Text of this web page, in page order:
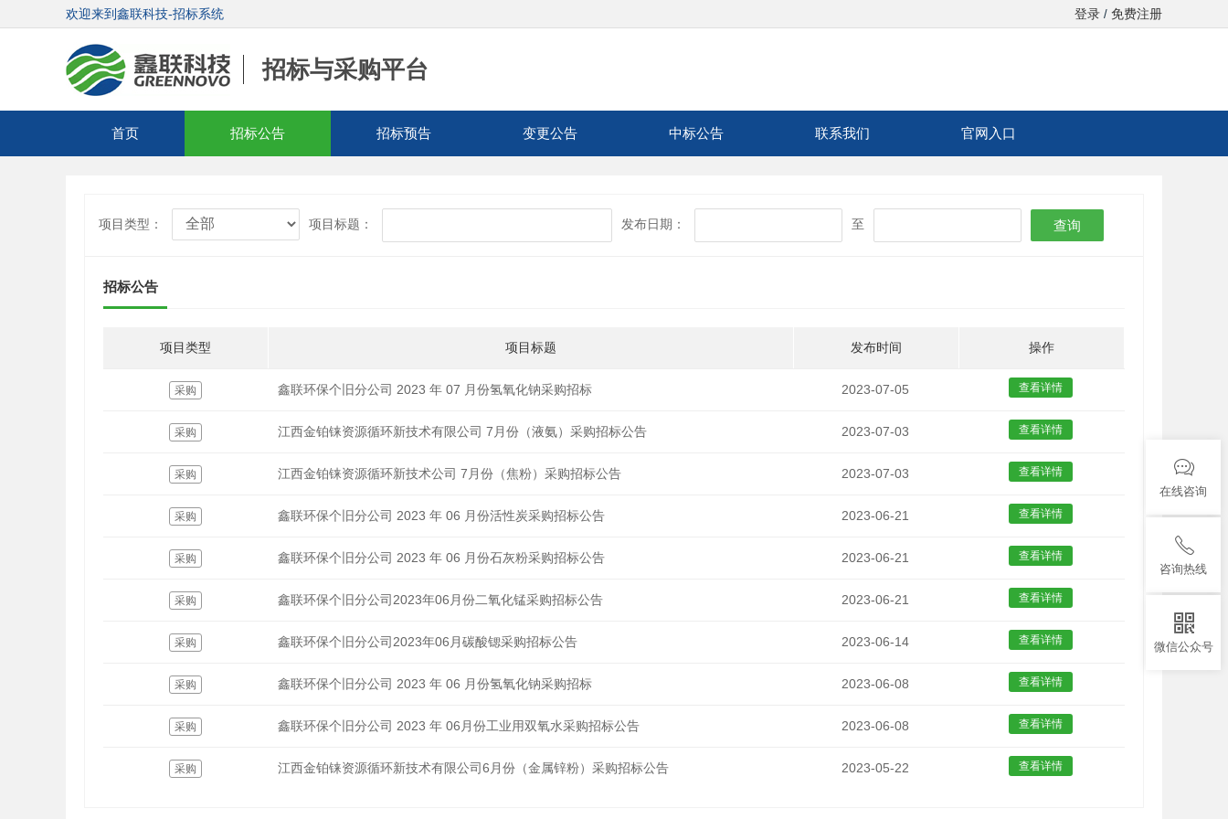
欢迎来到鑫联科技-招标系统 登录 / 免费注册
招标与采购平台
首页 招标公告 招标预告 变更公告 中标公告 联系我们 官网入口
项目类型： 项目标题： 发布日期： 至 查询
招标公告
项目类型 项目标题 发布时间 操作
采购 鑫联环保个旧分公司 2023 年 07 月份氢氧化钠采购招标 2023-07-05 查看详情
采购 江西金铂铼资源循环新技术有限公司 7月份（液氨）采购招标公告 2023-07-03 查看详情
采购 江西金铂铼资源循环新技术公司 7月份（焦粉）采购招标公告 2023-07-03 查看详情
采购 鑫联环保个旧分公司 2023 年 06 月份活性炭采购招标公告 2023-06-21 查看详情
采购 鑫联环保个旧分公司 2023 年 06 月份石灰粉采购招标公告 2023-06-21 查看详情
采购 鑫联环保个旧分公司2023年06月份二氧化锰采购招标公告 2023-06-21 查看详情
采购 鑫联环保个旧分公司2023年06月碳酸锶采购招标公告 2023-06-14 查看详情
采购 鑫联环保个旧分公司 2023 年 06 月份氢氧化钠采购招标 2023-06-08 查看详情
采购 鑫联环保个旧分公司 2023 年 06月份工业用双氧水采购招标公告 2023-06-08 查看详情
采购 江西金铂铼资源循环新技术有限公司6月份（金属锌粉）采购招标公告 2023-05-22 查看详情
在线咨询
咨询热线
微信公众号